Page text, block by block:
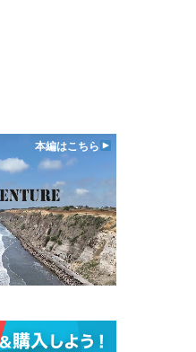
本編はこちら